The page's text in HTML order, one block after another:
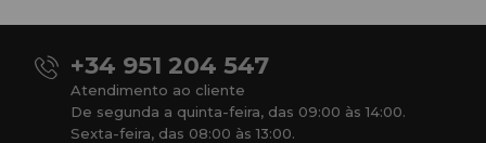
+34 951 204 547
Atendimento ao cliente
De segunda a quinta-feira, das 09:00 às 14:00.
Sexta-feira, das 08:00 às 13:00.